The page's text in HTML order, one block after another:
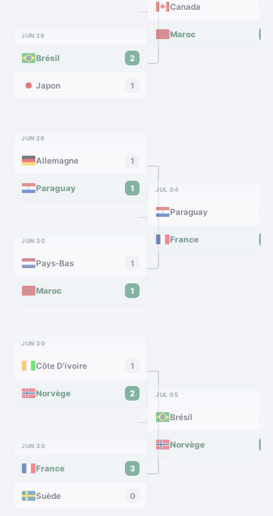
JUN 29
Brésil 2
Japon 1
JUN 29
Allemagne 1
Paraguay 1
JUN 30
Pays-Bas 1
Maroc 1
JUN 30
Côte D'ivoire 1
Norvège 2
JUN 30
France 3
Suède 0
Canada
Maroc
JUL 04
Paraguay
France
JUL 05
Brésil
Norvège